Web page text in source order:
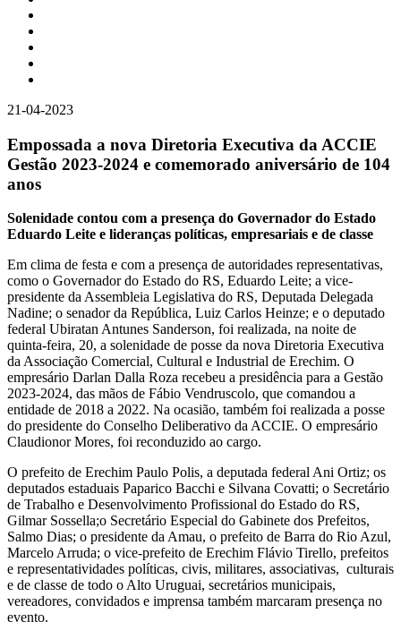
21-04-2023
Empossada a nova Diretoria Executiva da ACCIE
Gestão 2023-2024 e comemorado aniversário de 104
anos
Solenidade contou com a presença do Governador do Estado
Eduardo Leite e lideranças políticas, empresariais e de classe
Em clima de festa e com a presença de autoridades representativas,
como o Governador do Estado do RS, Eduardo Leite; a vice-
presidente da Assembleia Legislativa do RS, Deputada Delegada
Nadine; o senador da República, Luiz Carlos Heinze; e o deputado
federal Ubiratan Antunes Sanderson, foi realizada, na noite de
quinta-feira, 20, a solenidade de posse da nova Diretoria Executiva
da Associação Comercial, Cultural e Industrial de Erechim. O
empresário Darlan Dalla Roza recebeu a presidência para a Gestão
2023-2024, das mãos de Fábio Vendruscolo, que comandou a
entidade de 2018 a 2022. Na ocasião, também foi realizada a posse
do presidente do Conselho Deliberativo da ACCIE. O empresário
Claudionor Mores, foi reconduzido ao cargo.
O prefeito de Erechim Paulo Polis, a deputada federal Ani Ortiz; os
deputados estaduais Paparico Bacchi e Silvana Covatti; o Secretário
de Trabalho e Desenvolvimento Profissional do Estado do RS,
Gilmar Sossella;o Secretário Especial do Gabinete dos Prefeitos,
Salmo Dias; o presidente da Amau, o prefeito de Barra do Rio Azul,
Marcelo Arruda; o vice-prefeito de Erechim Flávio Tirello, prefeitos
e representatividades políticas, civis, militares, associativas, culturais
e de classe de todo o Alto Uruguai, secretários municipais,
vereadores, convidados e imprensa também marcaram presença no
evento.